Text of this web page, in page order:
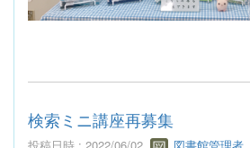
検索ミニ講座再募集